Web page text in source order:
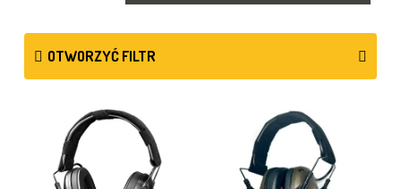
OTWORZYĆ FILTR